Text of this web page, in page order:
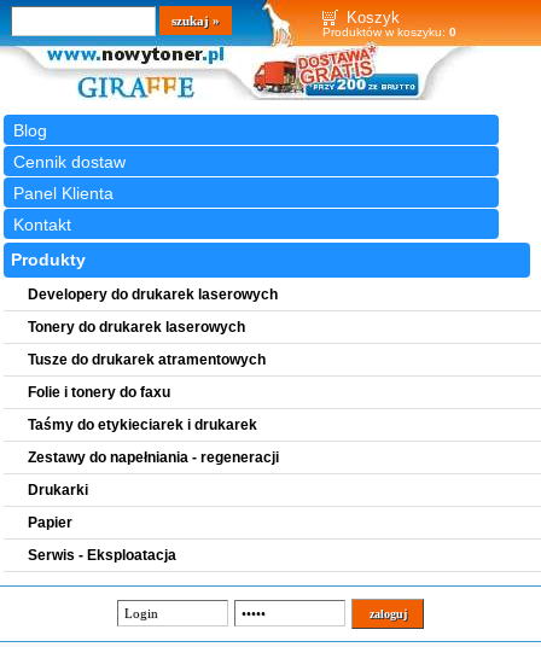
Koszyk
Produktów w koszyku: 0
Blog
Cennik dostaw
Panel Klienta
Kontakt
Wyszukiwarka
szukaj
Produkty
Developery do drukarek laserowych
Tonery do drukarek laserowych
Tusze do drukarek atramentowych
Folie i tonery do faxu
Taśmy do etykieciarek i drukarek
Zestawy do napełniania - regeneracji
Drukarki
Papier
Serwis - Eksploatacja